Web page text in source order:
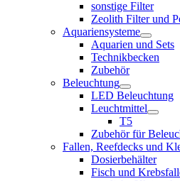
sonstige Filter
Zeolith Filter und
Aquariensysteme
Aquarien und Sets
Technikbecken
Zubehör
Beleuchtung
LED Beleuchtung
Leuchtmittel
T5
Zubehör für
Fallen, Reefdecks und
Dosierbehälter
Fisch und